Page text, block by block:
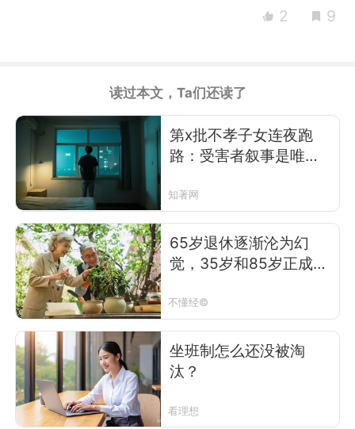
2 9
读过本文，Ta们还读了
第x批不孝子女连夜跑
路：受害者叙事是唯一
知著网
65岁退休逐渐沦为幻
觉，35岁和85岁正成为
不懂经©
坐班制怎么还没被淘
汰？
看理想